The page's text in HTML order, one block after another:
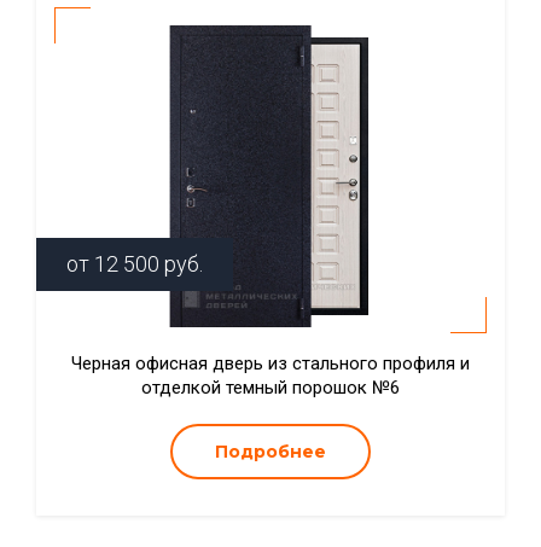
от 12 500 руб.
Черная офисная дверь из стального профиля и
отделкой темный порошок №6
Подробнее